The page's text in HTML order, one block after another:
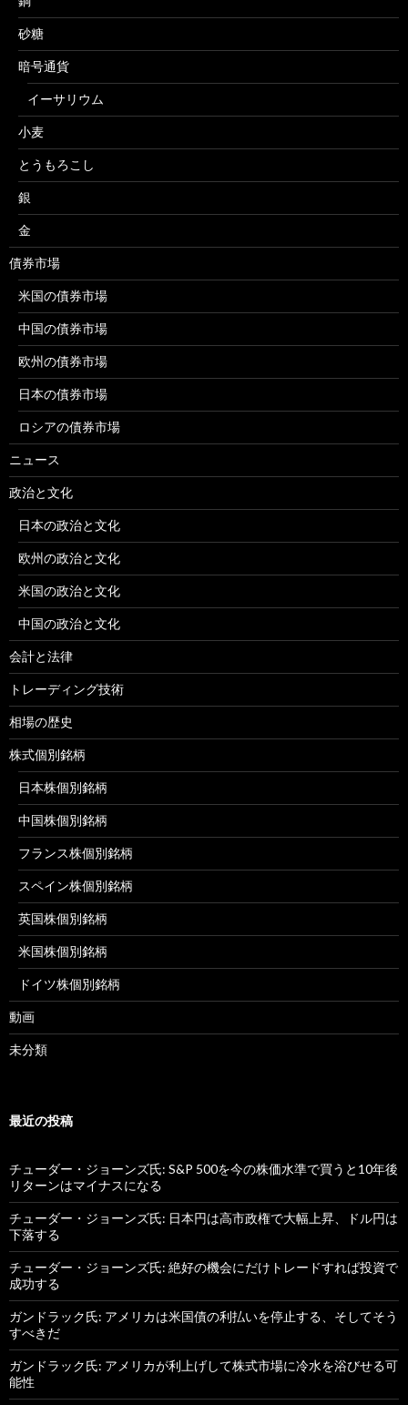
砂糖
暗号通貨
イーサリウム
小麦
とうもろこし
銀
金
債券市場
米国の債券市場
中国の債券市場
欧州の債券市場
日本の債券市場
ロシアの債券市場
ニュース
政治と文化
日本の政治と文化
欧州の政治と文化
米国の政治と文化
中国の政治と文化
会計と法律
トレーディング技術
相場の歴史
株式個別銘柄
日本株個別銘柄
中国株個別銘柄
フランス株個別銘柄
スペイン株個別銘柄
英国株個別銘柄
米国株個別銘柄
ドイツ株個別銘柄
動画
未分類
最近の投稿
チューダー・ジョーンズ氏: S&P 500を今の株価水準で買うと10年後
リターンはマイナスになる
チューダー・ジョーンズ氏: 日本円は高市政権で大幅上昇、ドル円は
下落する
チューダー・ジョーンズ氏: 絶好の機会にだけトレードすれば投資で
成功する
ガンドラック氏: アメリカは米国債の利払いを停止する、そしてそう
すべきだ
ガンドラック氏: アメリカが利上げして株式市場に冷水を浴びせる可
能性